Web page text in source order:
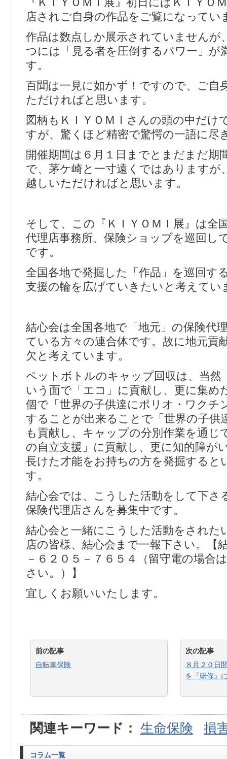
店されご自身の作品をご覧になってい
作品は数点しか展示されていませんが
つには「見る者を圧倒するパワー」が
す。
百聞は一見に如かず！ですので、ご自
ただければと思います。
図柄もＫＩＹＯＭＩさんの頭の中だけ
すが、驚くほど精密で驚愕の一語に尽
開催期間は６月１日までとまだまだ期
で、茅ケ崎と一寸遠くではありますが
越しいただければと思います。
そして、この『ＫＩＹＯＭＩ展』は全
代理店事務所、保険ショップを巡回し
です。
全国各地で発掘した「作品」を巡回す
支援の輪を広げていきたいと考えてい
結心会は全国各地で「地元」の保険代
ている方々の連合体です。故に地元貢
欠と考えています。
ペットボトルのキャップ回収は、当然
いう面で「エコ」に貢献し、更に集め
個で「世界の子供達にポリオ・ワクチ
することが出来ることで「世界の子供
も貢献し、キャップの分別作業を通じ
の自立支援」に貢献し、更に知的障が
長けた才能をお持ちの方を発掘すると
す。
結心会では、こうした活動をして下さ
保険代理店さんを募集中です。
結心会と一緒にこうした活動をされた
店の皆様、結心会まで一報下さい。
－６２０５－７６５４（留守電の場合
さい。）】
宜しくお願いいたします。
前の記事
自転車保険
次の記事
８月２０日
を『研修』
関連キーワード： 生命保険 損
コラム一覧